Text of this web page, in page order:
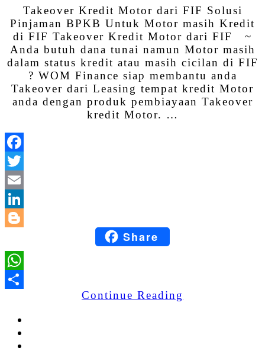
Takeover Kredit Motor dari FIF Solusi
Pinjaman BPKB Untuk Motor masih Kredit
di FIF Takeover Kredit Motor dari FIF ~
Anda butuh dana tunai namun Motor masih
dalam status kredit atau masih cicilan di FIF
? WOM Finance siap membantu anda
Takeover dari Leasing tempat kredit Motor
anda dengan produk pembiayaan Takeover
kredit Motor. …
BloggerShare
Share
Continue Reading